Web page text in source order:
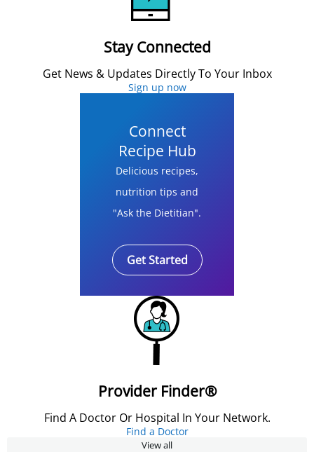
Stay Connected
Get News & Updates Directly To Your Inbox
Sign up now
Connect
Recipe Hub
Delicious recipes,
nutrition tips and
"Ask the Dietitian".
Get Started
Provider Finder®
Find A Doctor Or Hospital In Your Network.
Find a Doctor
View all